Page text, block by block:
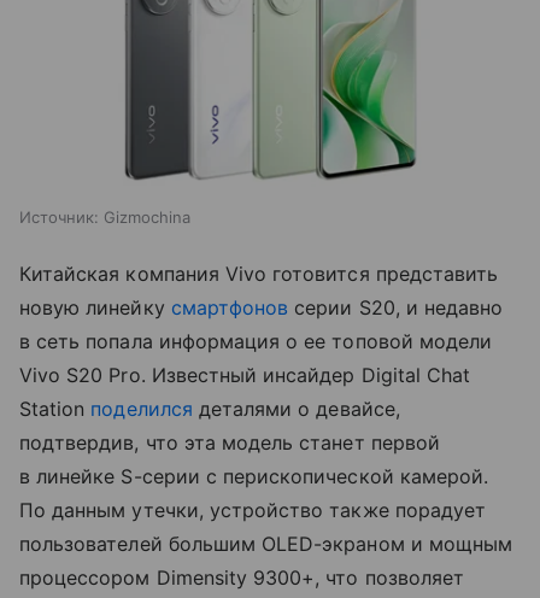
Источник: Gizmochina
Китайская компания Vivo готовится представить
новую линейку смартфонов серии S20, и недавно
в сеть попала информация о ее топовой модели
Vivo S20 Pro. Известный инсайдер Digital Chat
Station поделился деталями о девайсе,
подтвердив, что эта модель станет первой
в линейке S-серии с перископической камерой.
По данным утечки, устройство также порадует
пользователей большим OLED-экраном и мощным
процессором Dimensity 9300+, что позволяет